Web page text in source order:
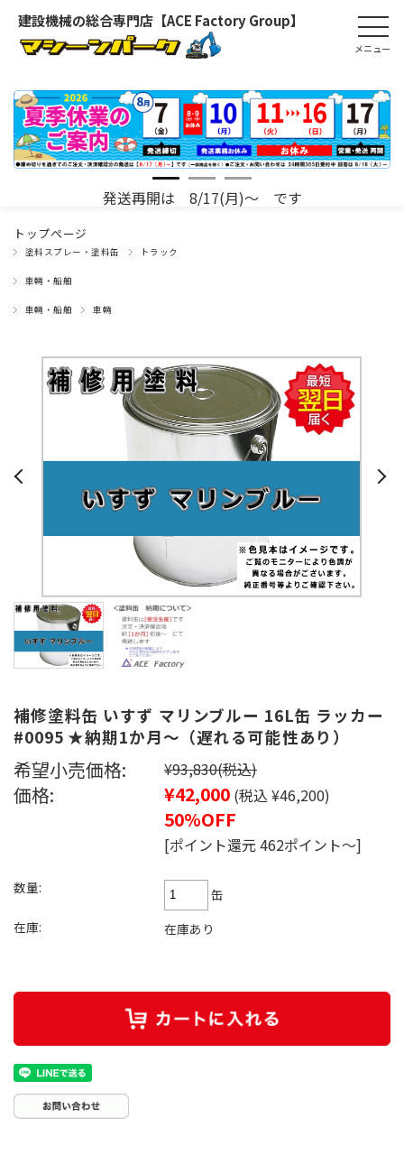
建設機械の総合専門店【ACE Factory Group】
発送再開は 8/17(月)～ です
トップページ
塗料スプレー・塗料缶 トラック
車輛・船舶
車輛・船舶 車輛
補修塗料缶 いすず マリンブルー 16L缶 ラッカー
#0095 ★納期1か月～（遅れる可能性あり）
希望小売価格: ¥93,830(税込)
価格: ¥42,000 (税込 ¥46,200)
50%OFF
[ポイント還元 462ポイント～]
数量:
缶
在庫:
在庫あり